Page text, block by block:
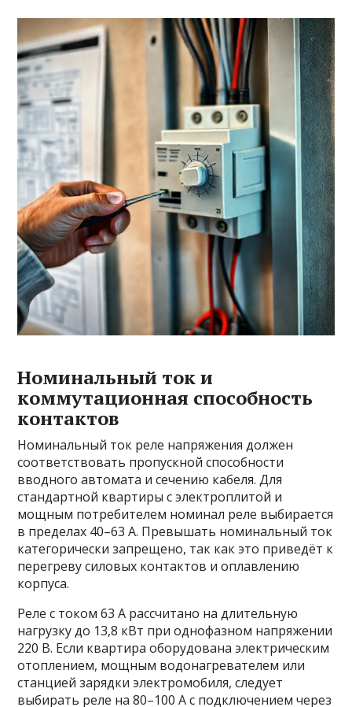
Номинальный ток и
коммутационная способность
контактов
Номинальный ток реле напряжения должен
соответствовать пропускной способности
вводного автомата и сечению кабеля. Для
стандартной квартиры с электроплитой и
мощным потребителем номинал реле выбирается
в пределах 40–63 А. Превышать номинальный ток
категорически запрещено, так как это приведёт к
перегреву силовых контактов и оплавлению
корпуса.
Реле с током 63 А рассчитано на длительную
нагрузку до 13,8 кВт при однофазном напряжении
220 В. Если квартира оборудована электрическим
отоплением, мощным водонагревателем или
станцией зарядки электромобиля, следует
выбирать реле на 80–100 А с подключением через